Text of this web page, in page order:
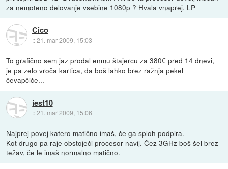
za nemoteno delovanje vsebine 1080p ? Hvala vnaprej. LP
Cico
::21. mar 2009, 15:03
To grafično sem jaz prodal enmu štajercu za 380€ pred 14 dnevi,
je pa zelo vroča kartica, da boš lahko brez ražnja pekel
čevapčiče...
jest10
::21. mar 2009, 15:06
Najprej povej katero matično imaš, če ga sploh podpira.
Kot drugo pa raje obstoječi procesor navij. Čez 3GHz boš šel brez
težav, če le imaš normalno matično.